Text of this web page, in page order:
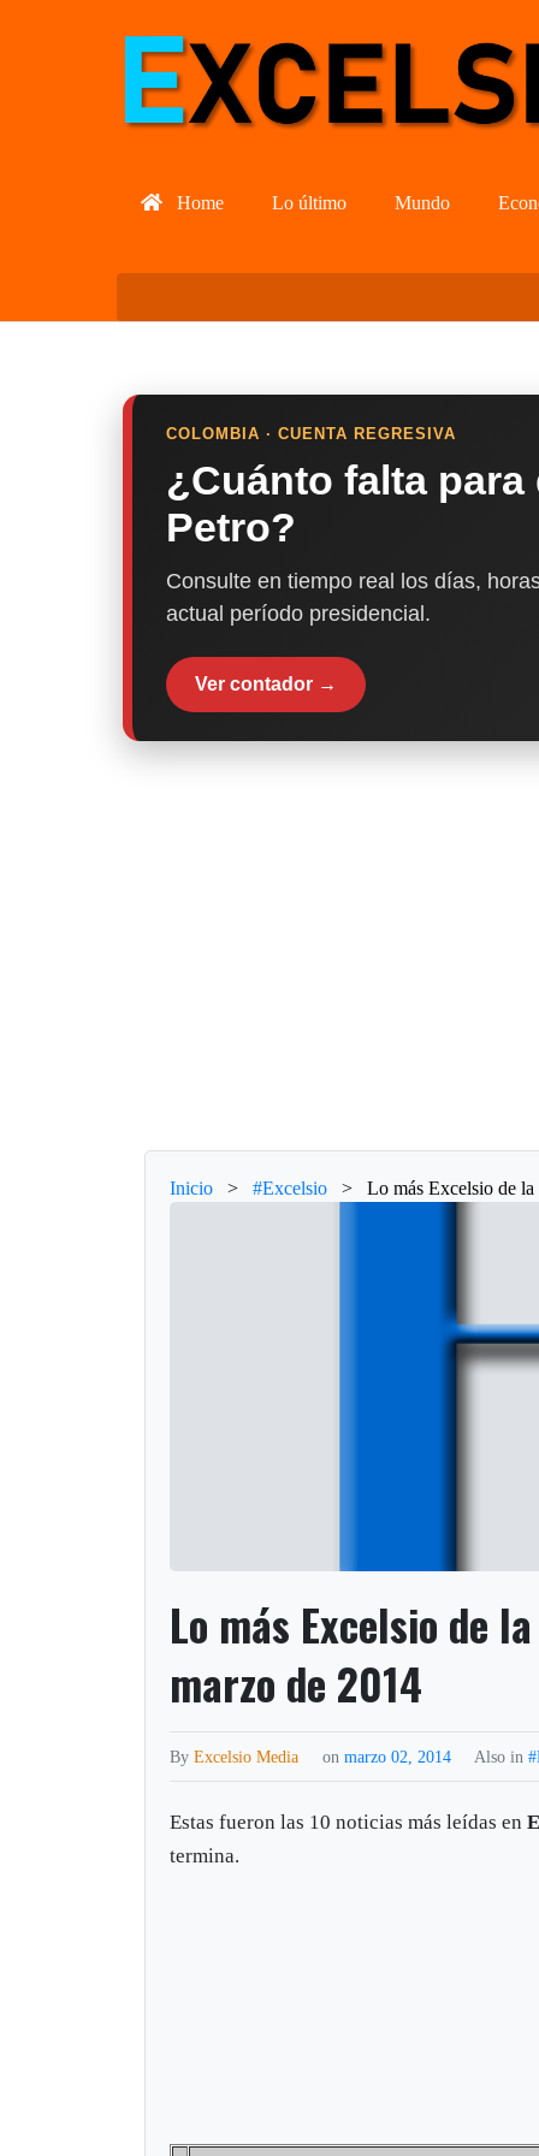
Home Lo último Mundo
COLOMBIA · CUENTA REGRESIVA
¿Cuánto falta
Petro?
Consulte en tiempo real los días,
actual período presidencial.
Ver contador →
Inicio > #Excelsio > Lo más Excelsio de
Lo más Excelsio de
marzo de 2014
ByExcelsio Media onmarzo 02, 2014 Also in
Estas fueron las 10 noticias más leídas en
termina.